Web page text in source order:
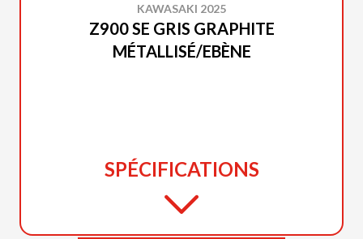
KAWASAKI 2025
Z900 SE GRIS GRAPHITE
MÉTALLISÉ/EBÈNE
SPÉCIFICATIONS